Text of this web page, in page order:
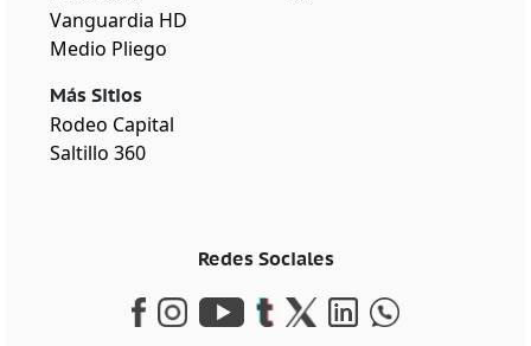
Vanguardia HD
Medio Pliego
Más Sitios
Rodeo Capital
Saltillo 360
Redes Sociales